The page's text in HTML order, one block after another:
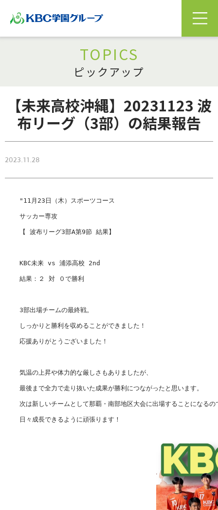
TOPICS
ピックアップ
【未来高校沖縄】20231123 波
布リーグ（3部）の結果報告
2023.11.28
"11月23日（木）スポーツコース
サッカー専攻
【 波布リーグ3部A第9節 結果】
KBC未来 vs 浦添高校 2nd
結果：２ 対 ０で勝利
3部出場チームの最終戦。
しっかりと勝利を収めることができました！
応援ありがとうございました！
気温の上昇や体力的な厳しさもありましたが、
最後まで全力で走り抜いた成果が勝利につながったと思います。
次は新しいチームとして那覇・南部地区大会に出場することになるの
日々成長できるように頑張ります！